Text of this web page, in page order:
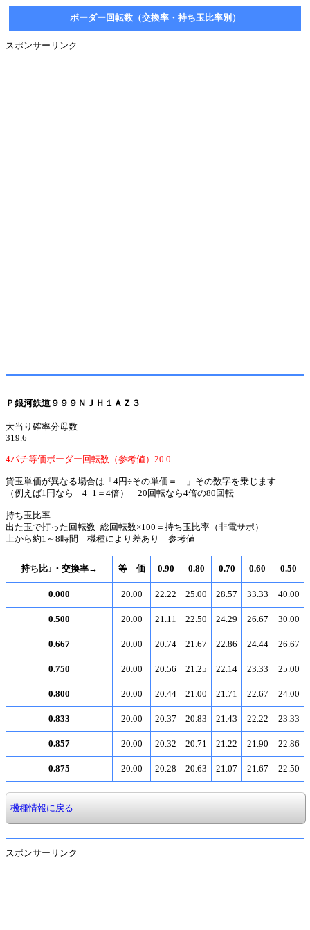
ボーダー回転数（交換率・持ち玉比率別）
スポンサーリンク
Ｐ銀河鉄道９９９ＮＪＨ１ＡＺ３
大当り確率分母数
319.6
4パチ等価ボーダー回転数（参考値）20.0
貸玉単価が異なる場合は「4円÷その単価＝ 」その数字を乗じます
（例えば1円なら 4÷1＝4倍） 20回転なら4倍の80回転
持ち玉比率
出た玉で打った回転数÷総回転数×100＝持ち玉比率（非電サポ）
上から約1～8時間 機種により差あり 参考値
持ち比↓・交換率→ 等 価 0.90 0.80 0.70 0.60 0.50
0.000 20.00 22.22 25.00 28.57 33.33 40.00
0.500 20.00 21.11 22.50 24.29 26.67 30.00
0.667 20.00 20.74 21.67 22.86 24.44 26.67
0.750 20.00 20.56 21.25 22.14 23.33 25.00
0.800 20.00 20.44 21.00 21.71 22.67 24.00
0.833 20.00 20.37 20.83 21.43 22.22 23.33
0.857 20.00 20.32 20.71 21.22 21.90 22.86
0.875 20.00 20.28 20.63 21.07 21.67 22.50
機種情報に戻る
スポンサーリンク